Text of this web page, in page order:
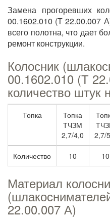
Замена прогоревших
00.1602.010 (Т 22.00.007
всего полотна, что дает
ремонт конструкции.
Колосник
00.1602.010 (Т
количество штук
Топка
Топка
ТЧЗМ
2,7/4,0
2,7/
Количество 10 10
Материал
22.00.007 А)